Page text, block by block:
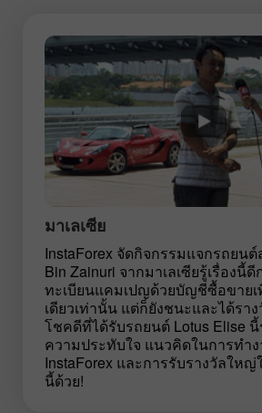
มาเลเซีย
InstaForex จัดกิจกรรมแจกรถยนต์
Bin Zainuri จากมาเลเซียรู้เรื่องนี้ดี
ทะเบียนแคมเปญด้วยบัญชีซื้อขาย
เดียวเท่านั้น แต่ก็ยังชนะและได้รา
โชคดีที่ได้รับรถยนต์ Lotus Elise
ความประทับใจ แนวคิดในการทำ
InstaForex และการรับรางวัลให
นี้ด้วย!